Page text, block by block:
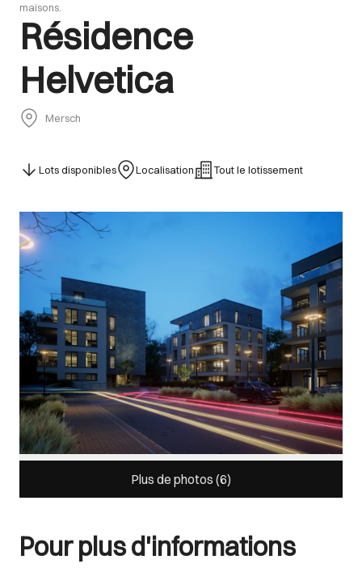
maisons.
Résidence
Helvetica
Mersch
Lots disponibles Localisation Tout le lotissement
Images Gallery
Plus de photos (6)
Pour plus d'informations